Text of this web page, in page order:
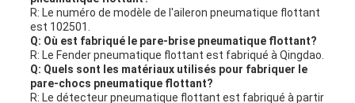
R: Le numéro de modèle de l'aileron pneumatique flottant
est 102501.
Q: Où est fabriqué le pare-brise pneumatique flottant?
R: Le Fender pneumatique flottant est fabriqué à Qingdao.
Q: Quels sont les matériaux utilisés pour fabriquer le
pare-chocs pneumatique flottant?
R: Le détecteur pneumatique flottant est fabriqué à partir